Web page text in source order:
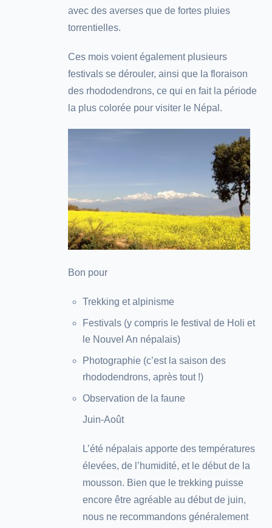
avec des averses que de fortes pluies
torrentielles.
Ces mois voient également plusieurs
festivals se dérouler, ainsi que la floraison
des rhododendrons, ce qui en fait la période
la plus colorée pour visiter le Népal.
Bon pour
Trekking et alpinisme
Festivals (y compris le festival de Holi et
le Nouvel An népalais)
Photographie (c’est la saison des
rhododendrons, après tout !)
Observation de la faune
Juin-Août
L’été népalais apporte des températures
élevées, de l’humidité, et le début de la
mousson. Bien que le trekking puisse
encore être agréable au début de juin,
nous ne recommandons généralement